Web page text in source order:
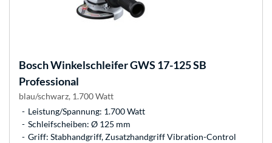
BoschWinkelschleifer GWS 17-125 SB
Professional
blau/schwarz, 1.700 Watt
Leistung/Spannung: 1.700 Watt
Schleifscheiben: Ø 125 mm
Griff: Stabhandgriff, Zusatzhandgriff Vibration-Control